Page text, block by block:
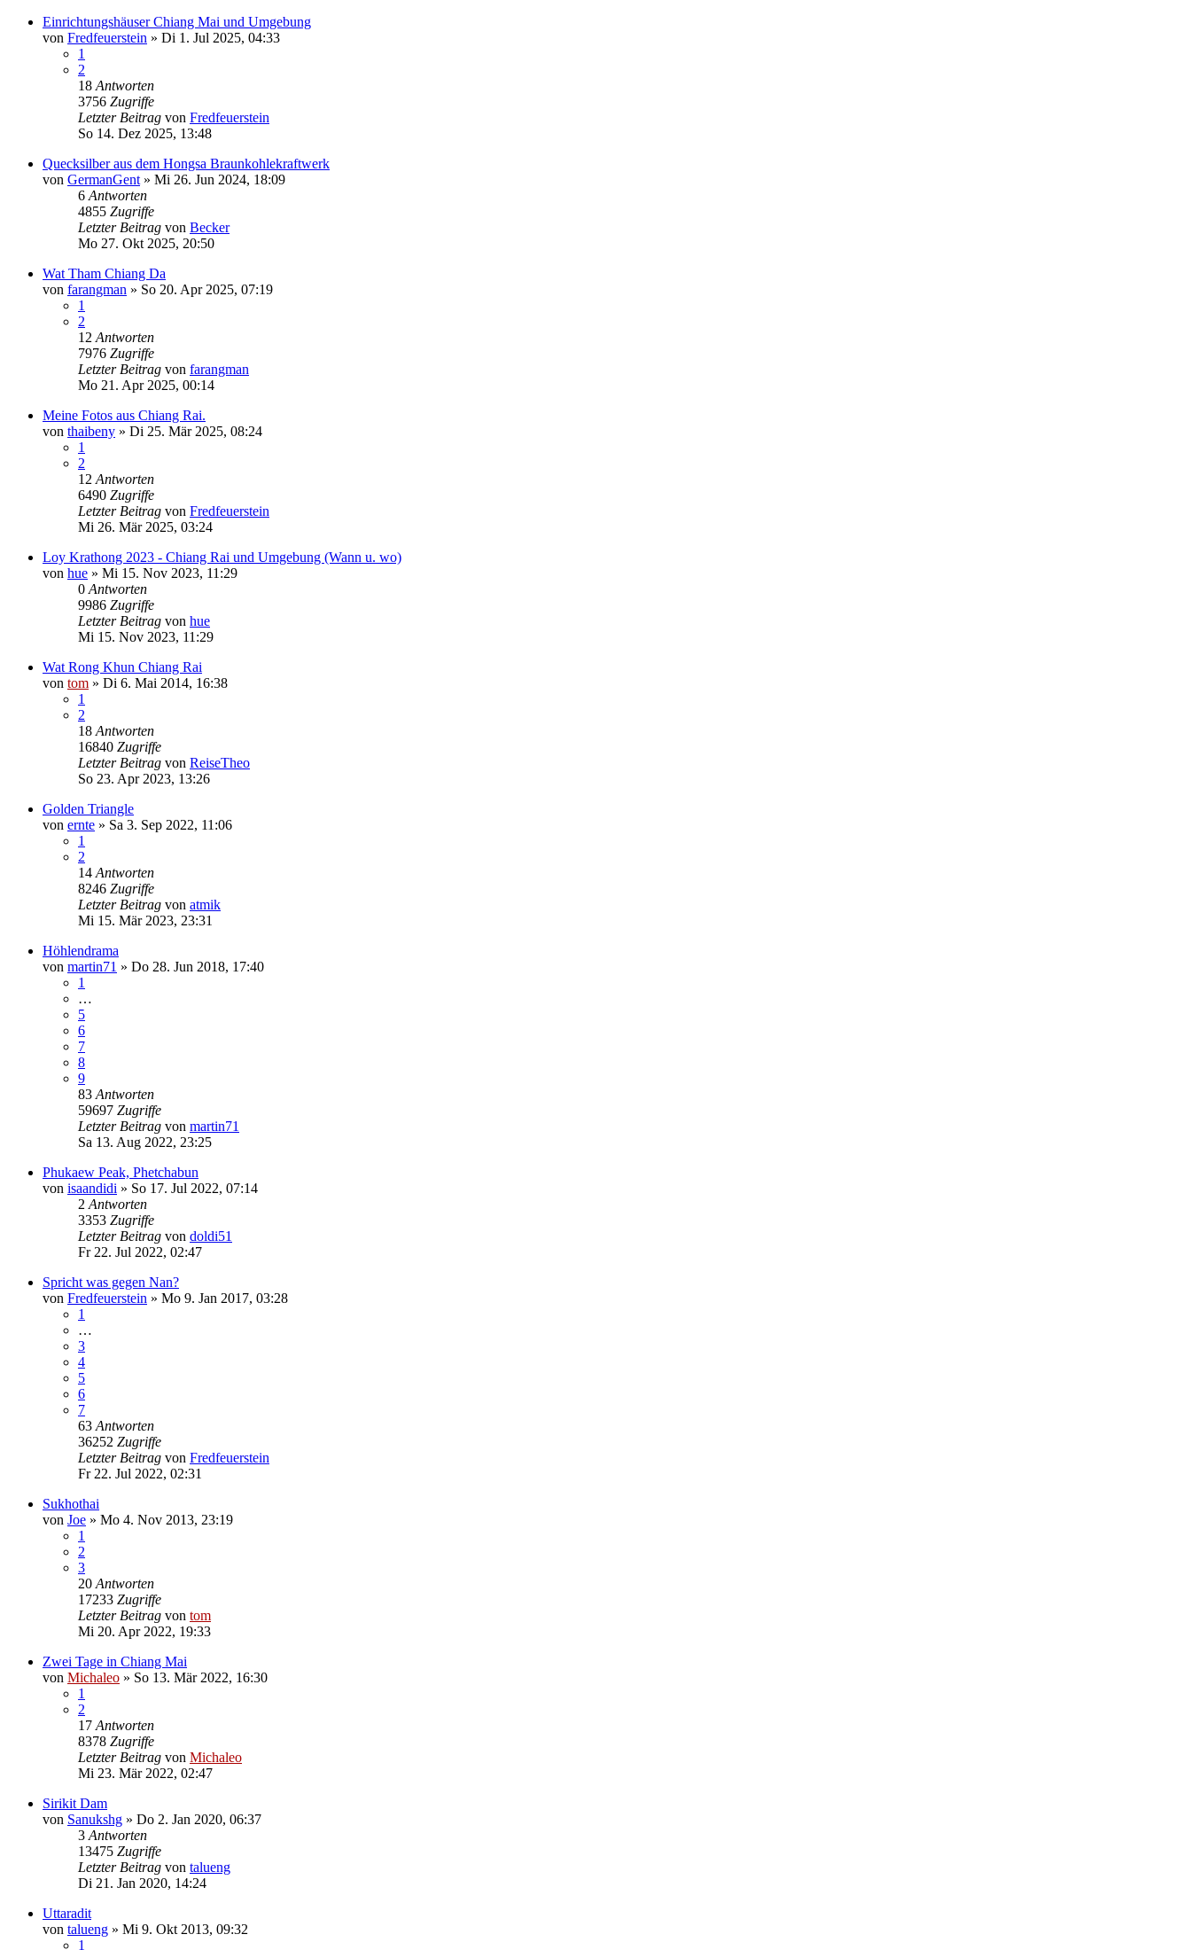
Einrichtungshäuser Chiang Mai und Umgebung
von Fredfeuerstein » Di 1. Jul 2025, 04:33
1
2
18 Antworten
3756 Zugriffe
Letzter Beitrag von Fredfeuerstein
So 14. Dez 2025, 13:48
Quecksilber aus dem Hongsa Braunkohlekraftwerk
von GermanGent » Mi 26. Jun 2024, 18:09
6 Antworten
4855 Zugriffe
Letzter Beitrag von Becker
Mo 27. Okt 2025, 20:50
Wat Tham Chiang Da
von farangman » So 20. Apr 2025, 07:19
1
2
12 Antworten
7976 Zugriffe
Letzter Beitrag von farangman
Mo 21. Apr 2025, 00:14
Meine Fotos aus Chiang Rai.
von thaibeny » Di 25. Mär 2025, 08:24
1
2
12 Antworten
6490 Zugriffe
Letzter Beitrag von Fredfeuerstein
Mi 26. Mär 2025, 03:24
Loy Krathong 2023 - Chiang Rai und Umgebung (Wann u. wo)
von hue » Mi 15. Nov 2023, 11:29
0 Antworten
9986 Zugriffe
Letzter Beitrag von hue
Mi 15. Nov 2023, 11:29
Wat Rong Khun Chiang Rai
von tom » Di 6. Mai 2014, 16:38
1
2
18 Antworten
16840 Zugriffe
Letzter Beitrag von ReiseTheo
So 23. Apr 2023, 13:26
Golden Triangle
von ernte » Sa 3. Sep 2022, 11:06
1
2
14 Antworten
8246 Zugriffe
Letzter Beitrag von atmik
Mi 15. Mär 2023, 23:31
Höhlendrama
von martin71 » Do 28. Jun 2018, 17:40
1
…
5
6
7
8
9
83 Antworten
59697 Zugriffe
Letzter Beitrag von martin71
Sa 13. Aug 2022, 23:25
Phukaew Peak, Phetchabun
von isaandidi » So 17. Jul 2022, 07:14
2 Antworten
3353 Zugriffe
Letzter Beitrag von doldi51
Fr 22. Jul 2022, 02:47
Spricht was gegen Nan?
von Fredfeuerstein » Mo 9. Jan 2017, 03:28
1
…
3
4
5
6
7
63 Antworten
36252 Zugriffe
Letzter Beitrag von Fredfeuerstein
Fr 22. Jul 2022, 02:31
Sukhothai
von Joe » Mo 4. Nov 2013, 23:19
1
2
3
20 Antworten
17233 Zugriffe
Letzter Beitrag von tom
Mi 20. Apr 2022, 19:33
Zwei Tage in Chiang Mai
von Michaleo » So 13. Mär 2022, 16:30
1
2
17 Antworten
8378 Zugriffe
Letzter Beitrag von Michaleo
Mi 23. Mär 2022, 02:47
Sirikit Dam
von Sanukshg » Do 2. Jan 2020, 06:37
3 Antworten
13475 Zugriffe
Letzter Beitrag von talueng
Di 21. Jan 2020, 14:24
Uttaradit
von talueng » Mi 9. Okt 2013, 09:32
1